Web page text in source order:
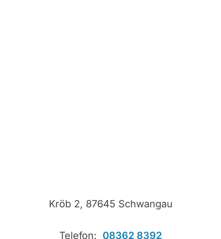
Kröb 2, 87645 Schwangau
Telefon: 08362 8392